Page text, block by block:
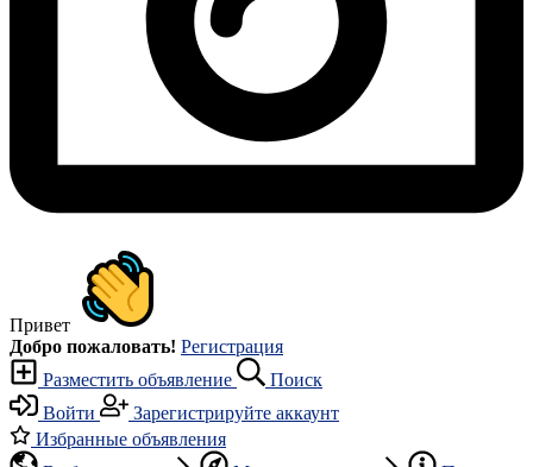
Привет
Добро пожаловать! Регистрация
Разместить объявление
Поиск
Войти
Зарегистрируйте аккаунт
Избранные объявления